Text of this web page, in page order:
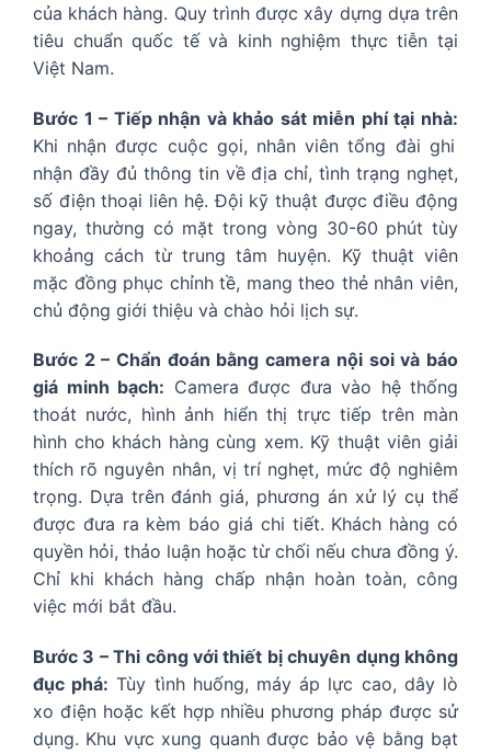
của khách hàng. Quy trình được xây dựng dựa trên
tiêu chuẩn quốc tế và kinh nghiệm thực tiễn tại
Việt Nam.
Bước 1 – Tiếp nhận và khảo sát miễn phí tại nhà:
Khi nhận được cuộc gọi, nhân viên tổng đài ghi
nhận đầy đủ thông tin về địa chỉ, tình trạng nghẹt,
số điện thoại liên hệ. Đội kỹ thuật được điều động
ngay, thường có mặt trong vòng 30-60 phút tùy
khoảng cách từ trung tâm huyện. Kỹ thuật viên
mặc đồng phục chỉnh tề, mang theo thẻ nhân viên,
chủ động giới thiệu và chào hỏi lịch sự.
Bước 2 – Chẩn đoán bằng camera nội soi và báo
giá minh bạch: Camera được đưa vào hệ thống
thoát nước, hình ảnh hiển thị trực tiếp trên màn
hình cho khách hàng cùng xem. Kỹ thuật viên giải
thích rõ nguyên nhân, vị trí nghẹt, mức độ nghiêm
trọng. Dựa trên đánh giá, phương án xử lý cụ thể
được đưa ra kèm báo giá chi tiết. Khách hàng có
quyền hỏi, thảo luận hoặc từ chối nếu chưa đồng ý.
Chỉ khi khách hàng chấp nhận hoàn toàn, công
việc mới bắt đầu.
Bước 3 – Thi công với thiết bị chuyên dụng không
đục phá: Tùy tình huống, máy áp lực cao, dây lò
xo điện hoặc kết hợp nhiều phương pháp được sử
dụng. Khu vực xung quanh được bảo vệ bằng bạt